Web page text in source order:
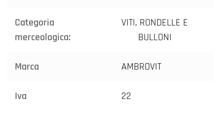
Categoria
merceologica:
VITI, RONDELLE E
BULLONI
Marca AMBROVIT
Iva 22